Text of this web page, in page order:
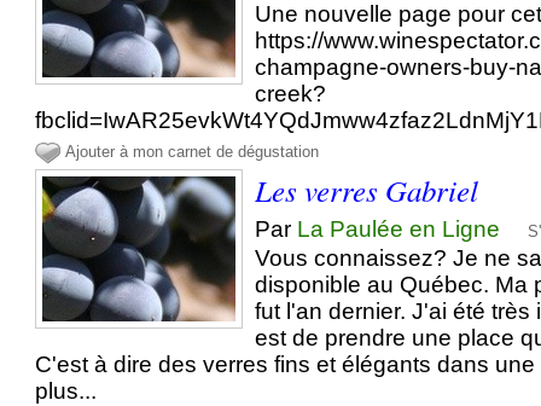
Une nouvelle page pour
https://
champagne-owners-buy-
creek?
Ajouter à mon carnet de dégustation
Les verres Gabriel
Par La Paulée en Ligne
Vous connaissez? Je ne
disponible au Québec. Ma
fut l'an dernier. J'ai été
est de prendre une place
C'est à dire des verres fins et élégants dans
plus...